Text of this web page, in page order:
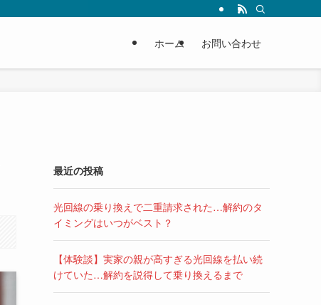
ホーム お問い合わせ
最近の投稿
光回線の乗り換えで二重請求された…解約のタ
イミングはいつがベスト？
【体験談】実家の親が高すぎる光回線を払い続
けていた…解約を説得して乗り換えるまで